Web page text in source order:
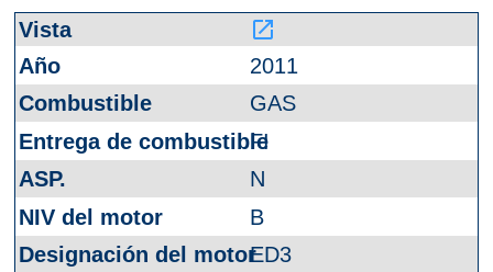
launch
2011
GAS
FI
N
B
ED3